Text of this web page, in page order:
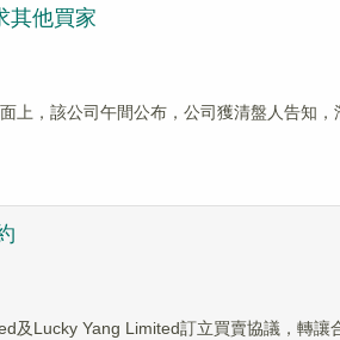
其他買家
上，該公司午間公布，公司獲清盤人告知
及Lucky Yang Limited訂立買賣協議，轉讓